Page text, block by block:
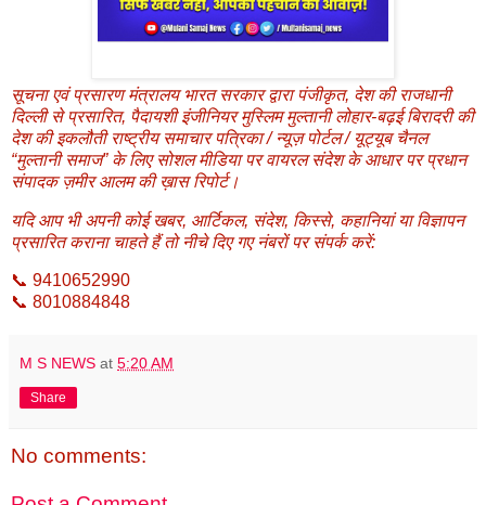
सूचना एवं प्रसारण मंत्रालय भारत सरकार द्वारा पंजीकृत, देश की राजधानी
दिल्ली से प्रसारित, पैदायशी इंजीनियर मुस्लिम मुल्तानी लोहार-बढ़ई बिरादरी की
देश की इकलौती राष्ट्रीय समाचार पत्रिका / न्यूज़ पोर्टल / यूट्यूब चैनल
“मुल्तानी समाज” के लिए सोशल मीडिया पर वायरल संदेश के आधार पर प्रधान
संपादक ज़मीर आलम की ख़ास रिपोर्ट।
यदि आप भी अपनी कोई खबर, आर्टिकल, संदेश, किस्से, कहानियां या विज्ञापन
प्रसारित कराना चाहते हैं तो नीचे दिए गए नंबरों पर संपर्क करें:
📞 9410652990
📞 8010884848
M S NEWS at 5:20 AM
Share
No comments: